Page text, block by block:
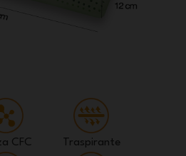
CFC Traspirante